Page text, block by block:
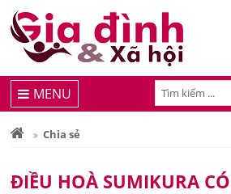
MENU
Chia sẻ
ĐIỀU HOÀ SUMIKURA